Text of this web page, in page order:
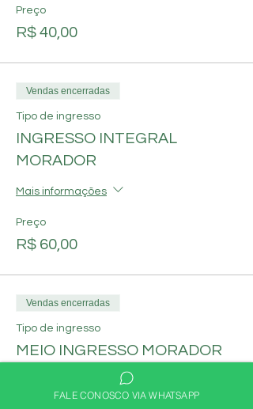
Preço
R$ 40,00
Vendas encerradas
Tipo de ingresso
INGRESSO INTEGRAL
MORADOR
Mais informações
Preço
R$ 60,00
Vendas encerradas
Tipo de ingresso
MEIO INGRESSO MORADOR
FALE CONOSCO VIA WHATSAPP